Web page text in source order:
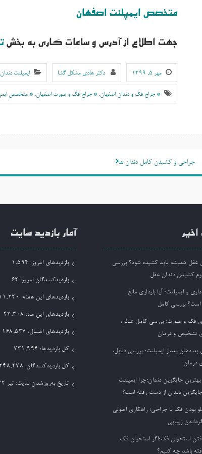
متخصص ایمپلنت اصفهان
جهت اطلاع از آدرس و ساعات کاری به بخش
مهر ۵, ۱۳۹۹ دکتر هادی مشکل گشا ایمپلنت
* جراح فک و دندان اصفهان, * جراح فک و صورت اصفهان, * متخصص
جراحی و کشیدن کامل دندان ها
عقل همیشه باید کشیده شود؟ بررسی
کشیدن دندان عقل
و ایمپلنت؛ آیا بارداری مانع
است؟ بررسی کامل
فک و صورت؛ بررسی کامل علائم،
تشخیص و درمان
دهان بعداز ایمپلنت؛ بررسی دلایل،
درمان
بهترین جایگزین دندان؛چرا ایمپلنت
دندان از دست رفته است؟
بودن فک با جراحی؛ راهکاری اصولی
زیبایی
استخوان فک؛اگر استخوان فک
باشد چه کنیم؟
آمار بازدید سایت
بازدیدهای امروز: 1,594
بازدیدکنندگان امروز: 62
بازدیدهای این هفته: 11,220
بازدیدهای این ماه: 42,308
بازدیدهای امسال: 168,537
کل بازدیدها: 731,994
کل بازدیدکنند‌گان: 248,378
تاریخ به‌روزشدن سایت: تیر ۲۲, ۱۴۰۵